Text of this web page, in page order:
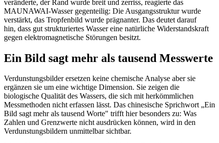
veränderte, der Rand wurde breit und zerriss, reagierte das
MAUNAWAI-Wasser gegenteilig: Die Ausgangsstruktur wurde
verstärkt, das Tropfenbild wurde prägnanter. Das deutet darauf
hin, dass gut strukturiertes Wasser eine natürliche Widerstandskraft
gegen elektromagnetische Störungen besitzt.
Ein Bild sagt mehr als tausend Messwerte
Verdunstungsbilder ersetzen keine chemische Analyse aber sie
ergänzen sie um eine wichtige Dimension. Sie zeigen die
biologische Qualität des Wassers, die sich mit herkömmlichen
Messmethoden nicht erfassen lässt. Das chinesische Sprichwort „Ein
Bild sagt mehr als tausend Worte" trifft hier besonders zu: Was
Zahlen und Grenzwerte nicht ausdrücken können, wird in den
Verdunstungsbildern unmittelbar sichtbar.